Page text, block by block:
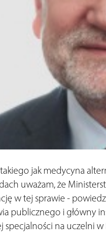
jak medycyna
uważam, że
w tej sprawie -
publicznego i główny
specjalności na uczelni w